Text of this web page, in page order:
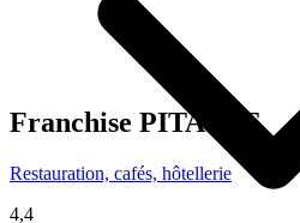
Franchise PITA PIT
Restauration, cafés, hôtellerie
4,4